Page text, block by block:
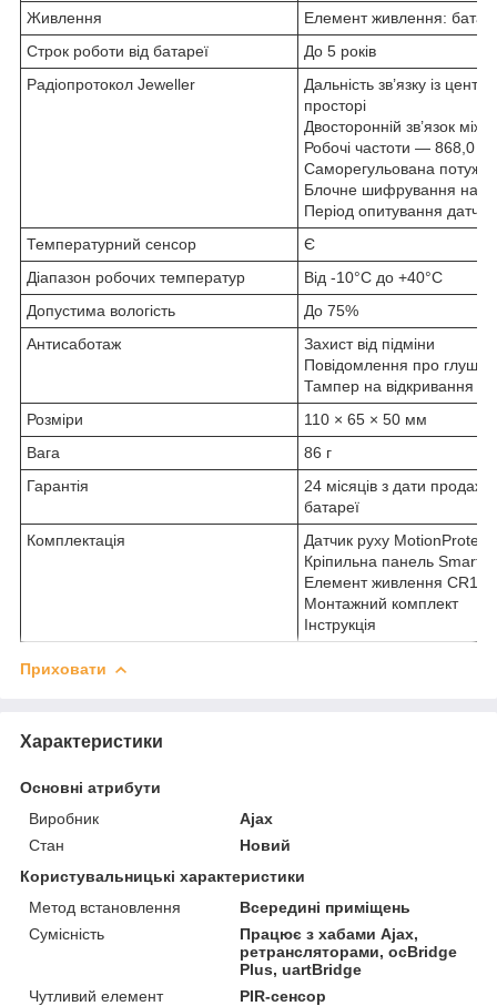
Живлення
Елемент живлення:
Строк роботи від батареї
До 5 років
Радіопротокол Jeweller
Дальність зв’язку із
просторі
Двосторонній зв’язок між
Робочі частоти — 868,0 -
Саморегульована
Блочне шифрування на
Період опитування
Температурний сенсор
Є
Діапазон робочих температур
Від -10°С до +40°С
Допустима вологість
До 75%
Антисаботаж
Захист від підміни
Повідомлення про
Тампер на відкривання і
Розміри
110 × 65 × 50 мм
Вага
86 г
Гарантія
24 місяців з дати
батареї
Комплектація
Датчик руху MotionProtect
Кріпильна панель
Елемент живлення
Монтажний комплект
Інструкція
Приховати
Характеристики
Основні атрибути
Виробник
Ajax
Стан
Новий
Користувальницькі характеристики
Метод встановлення
Всередині приміщень
Сумісність
Працює з хабами Ajax,
ретрансляторами, ocBridge
Plus, uartBridge
Чутливий елемент
PIR-сенсор